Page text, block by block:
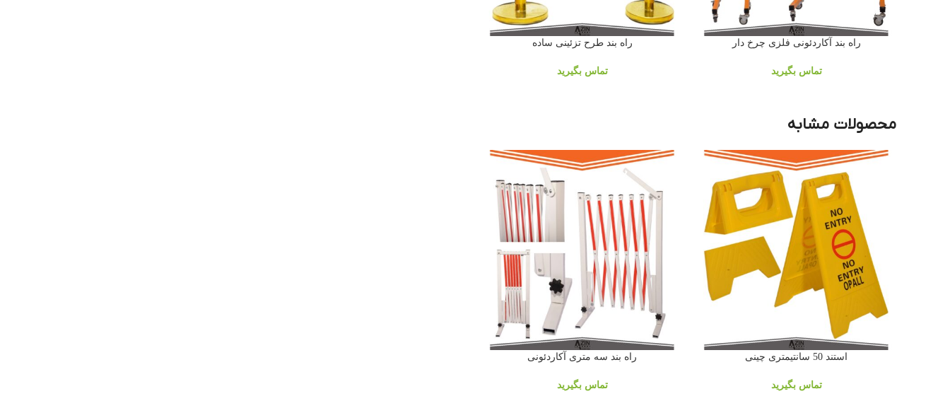
راه بند آکاردئونی فلزی چرخ دار
تماس بگیرید
راه بند طرح تزئینی ساده
تماس بگیرید
محصولات مشابه
استند 50 سانتیمتری چینی
تماس بگیرید
راه بند سه متری آکاردئونی
تماس بگیرید